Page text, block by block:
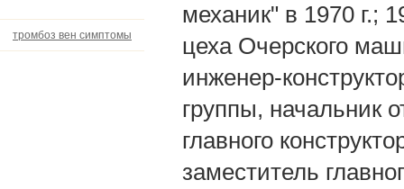
тромбоз вен симптомы
механик" в 1970 г.;
цеха Очерского
инженер-
группы, начальник
главного
заместитель